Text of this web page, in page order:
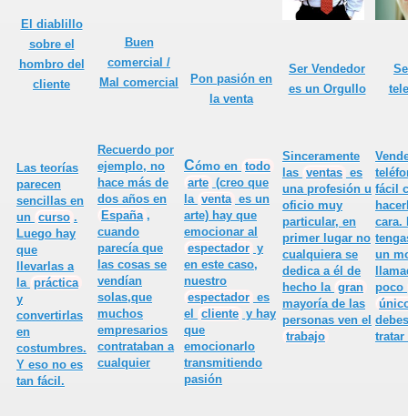
El diablillo
sobre el
hombro del
cliente
Las teorías
parecen
sencillas en
un curso .
Luego hay
que
llevarlas a
la práctica
y
convertirlas
en
costumbres.
Y eso no es
tan fácil.
Buen
comercial /
Mal comercial
Recuerdo por
ejemplo, no
hace más de
dos años en
España ,
cuando
parecía que
las cosas se
vendían
solas,que
muchos
empresarios
contrataban a
cualquier
Pon pasión en
la venta
Cómo en todo
arte (creo que
la venta es un
arte) hay que
emocionar al
espectador y
en este caso,
nuestro
espectador es
el cliente y hay
que
emocionarlo
transmitiendo
pasión
Ser Vendedor
es un Orgullo
Sinceramente
las ventas es
una profesión u
oficio muy
particular, en
primer lugar no
cualquiera se
dedica a él de
hecho la gran
mayoría de las
personas ven el
trabajo
fácil
cara.
un
poco
tratar
de Ventas
para un Vendedor
en ventas?
un cliente
claro